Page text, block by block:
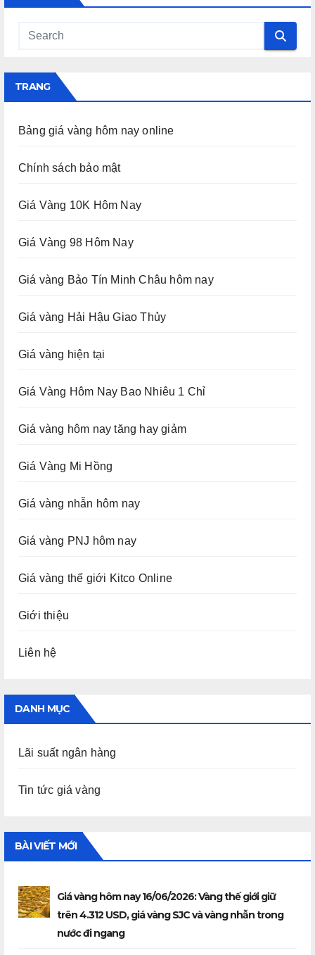
TRANG
Bảng giá vàng hôm nay online
Chính sách bảo mật
Giá Vàng 10K Hôm Nay
Giá Vàng 98 Hôm Nay
Giá vàng Bảo Tín Minh Châu hôm nay
Giá vàng Hải Hậu Giao Thủy
Giá vàng hiện tại
Giá Vàng Hôm Nay Bao Nhiêu 1 Chỉ
Giá vàng hôm nay tăng hay giảm
Giá Vàng Mi Hồng
Giá vàng nhẫn hôm nay
Giá vàng PNJ hôm nay
Giá vàng thế giới Kitco Online
Giới thiệu
Liên hệ
DANH MỤC
Lãi suất ngân hàng
Tin tức giá vàng
BÀI VIẾT MỚI
Giá vàng hôm nay 16/06/2026: Vàng thế giới giữ
trên 4.312 USD, giá vàng SJC và vàng nhẫn trong
nước đi ngang